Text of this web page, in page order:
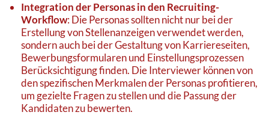
Integration der Personas in den Recruiting-
Workflow: Die Personas sollten nicht nur bei der
Erstellung von Stellenanzeigen verwendet werden,
sondern auch bei der Gestaltung von Karriereseiten,
Bewerbungsformularen und Einstellungsprozessen
Berücksichtigung finden. Die Interviewer können von
den spezifischen Merkmalen der Personas profitieren,
um gezielte Fragen zu stellen und die Passung der
Kandidaten zu bewerten.